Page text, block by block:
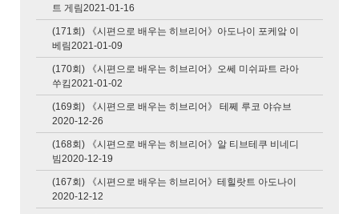
트 게림2021-01-16
(171회) 《시편으로 배우는 히브리어》아도나이 포케앜 이
베림2021-01-09
(170회) 《시편으로 배우는 히브리어》오쎄 미쉬파트 라아
쑤킴2021-01-02
(169회) 《시편으로 배우는 히브리어》 테쩨 루코 야슈브
2020-12-26
(168회) 《시편으로 배우는 히브리어》알 티브테쿠 비네디
빔2020-12-19
(167회) 《시편으로 배우는 히브리어》테힐랏트 아도나이
2020-12-12